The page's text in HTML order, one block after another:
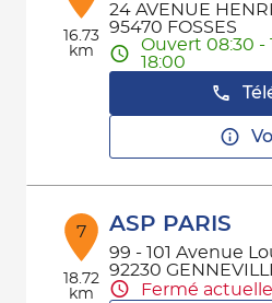
16.73
km
24 AVENUE
95470 FOSSES
Ouvert 08:30 -
18:00
7
18.72
km
ASP PARIS
99 - 101 Avenue
92230
Fermé